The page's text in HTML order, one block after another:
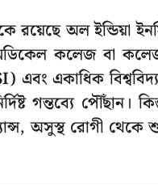
রয়েছে অল ইন্ডিয়া
কলেজ বা
একাধিক
গন্তব্যে পৌঁছান।
অসুস্থ রোগী